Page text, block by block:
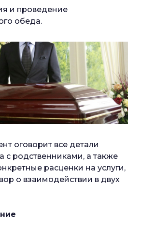
и проведение
обеда.
оговорит все детали
с родственниками, а также
расценки на услуги,
о взаимодействии в двух